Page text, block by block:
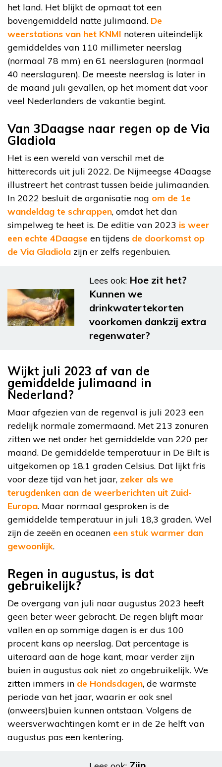
het land. Het blijkt de opmaat tot een
bovengemiddeld natte julimaand. De
weerstations van het KNMI noteren uiteindelijk
gemiddeldes van 110 millimeter neerslag
(normaal 78 mm) en 61 neerslaguren (normaal
40 neerslaguren). De meeste neerslag is later in
de maand juli gevallen, op het moment dat voor
veel Nederlanders de vakantie begint.
Van 3Daagse naar regen op de Via
Gladiola
Het is een wereld van verschil met de
hitterecords uit juli 2022. De Nijmeegse 4Daagse
illustreert het contrast tussen beide julimaanden.
In 2022 besluit de organisatie nog om de 1e
wandeldag te schrappen, omdat het dan
simpelweg te heet is. De editie van 2023 is weer
een echte 4Daagse en tijdens de doorkomst op
de Via Gladiola zijn er zelfs regenbuien.
Lees ook: Hoe zit het?
Kunnen we
drinkwatertekorten
voorkomen dankzij extra
regenwater?
Wijkt juli 2023 af van de
gemiddelde julimaand in
Nederland?
Maar afgezien van de regenval is juli 2023 een
redelijk normale zomermaand. Met 213 zonuren
zitten we net onder het gemiddelde van 220 per
maand. De gemiddelde temperatuur in De Bilt is
uitgekomen op 18,1 graden Celsius. Dat lijkt fris
voor deze tijd van het jaar, zeker als we
terugdenken aan de weerberichten uit Zuid-
Europa. Maar normaal gesproken is de
gemiddelde temperatuur in juli 18,3 graden. Wel
zijn de zeeën en oceanen een stuk warmer dan
gewoonlijk.
Regen in augustus, is dat
gebruikelijk?
De overgang van juli naar augustus 2023 heeft
geen beter weer gebracht. De regen blijft maar
vallen en op sommige dagen is er dus 100
procent kans op neerslag. Dat percentage is
uiteraard aan de hoge kant, maar verder zijn
buien in augustus ook niet zo ongebruikelijk. We
zitten immers in de Hondsdagen, de warmste
periode van het jaar, waarin er ook snel
(onweers)buien kunnen ontstaan. Volgens de
weersverwachtingen komt er in de 2e helft van
augustus pas een kentering.